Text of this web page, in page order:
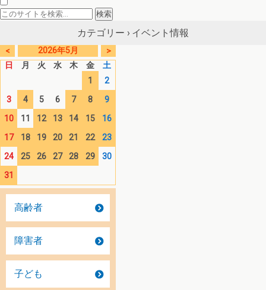
カテゴリー › イベント情報
< 2026年5月
>
日
月 火 水 木 金
土
1
2
3
4 5 6 7 8
9
10
11 12 13 14 15
16
17
18 19 20 21 22
23
24
25 26 27 28 29
30
31
高齢者
障害者
子ども